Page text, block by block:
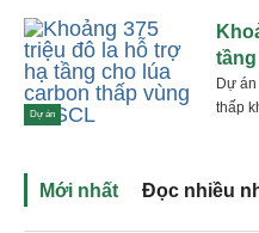
Dự án
Dự
thấp
Mới nhất Đọc nhiều